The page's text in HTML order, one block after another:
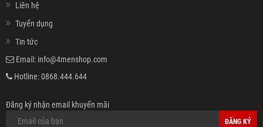
Liên hệ
Tuyển dụng
Tin tức
Email: info@4menshop.com
Hotline:0868.444.644
Đăng ký nhận email khuyến mãi
ĐĂNG KÝ